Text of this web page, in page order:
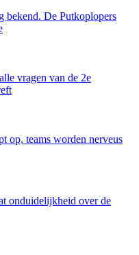
bekend. De Putkoplopers
vragen van de 2e
op, teams worden nerveus
onduidelijkheid over de